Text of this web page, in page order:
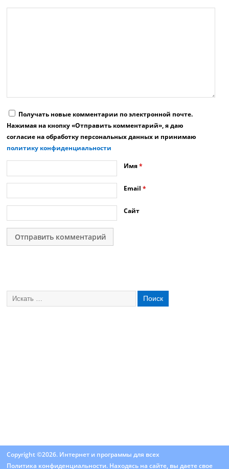
Получать новые комментарии по электронной почте.
Нажимая на кнопку «Отправить комментарий», я даю
согласие на обработку персональных данных и принимаю
политику конфиденциальности
Имя*
Email*
Сайт
Copyright ©2026. Интернет и программы для всех
Политика конфиденциальности. Находясь на сайте, вы даете свое